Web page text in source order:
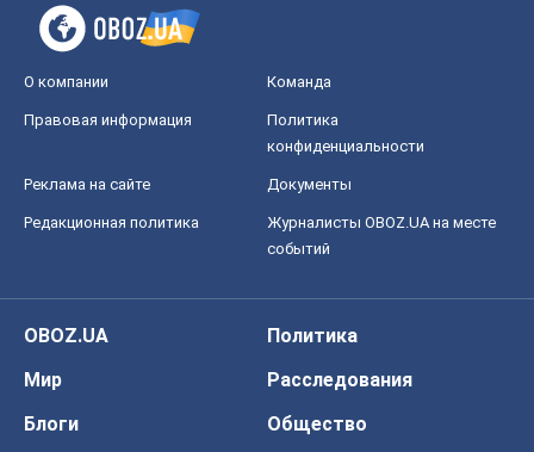
О компании Команда
Правовая информация
Политика
конфиденциальности
Реклама на сайте Документы
Редакционная политика
Журналисты OBOZ.UA на месте
событий
OBOZ.UA
Политика
Мир
Расследования
Блоги
Общество